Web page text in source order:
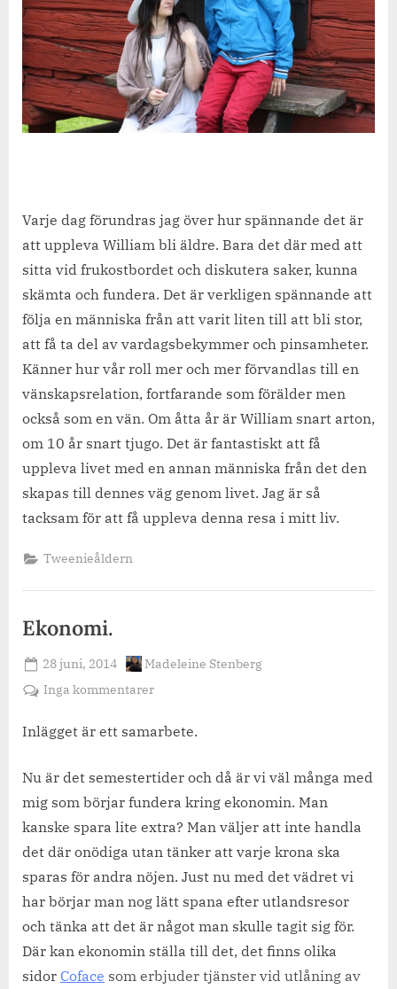
Varje dag förundras jag över hur spännande det är
att uppleva William bli äldre. Bara det där med att
sitta vid frukostbordet och diskutera saker, kunna
skämta och fundera. Det är verkligen spännande att
följa en människa från att varit liten till att bli stor,
att få ta del av vardagsbekymmer och pinsamheter.
Känner hur vår roll mer och mer förvandlas till en
vänskapsrelation, fortfarande som förälder men
också som en vän. Om åtta år är William snart arton,
om 10 år snart tjugo. Det är fantastiskt att få
uppleva livet med en annan människa från det den
skapas till dennes väg genom livet. Jag är så
tacksam för att få uppleva denna resa i mitt liv.
Tweenieåldern
Ekonomi.
Posted
on
28 juni, 2014 By
Madeleine Stenberg
Inga kommentarertill
Inlägget är ett samarbete.
Nu är det semestertider och då är vi väl många med
mig som börjar fundera kring ekonomin. Man
kanske spara lite extra? Man väljer att inte handla
det där onödiga utan tänker att varje krona ska
sparas för andra nöjen. Just nu med det vädret vi
har börjar man nog lätt spana efter utlandsresor
och tänka att det är något man skulle tagit sig för.
Där kan ekonomin ställa till det, det finns olika
sidor Coface som erbjuder tjänster vid utlåning av